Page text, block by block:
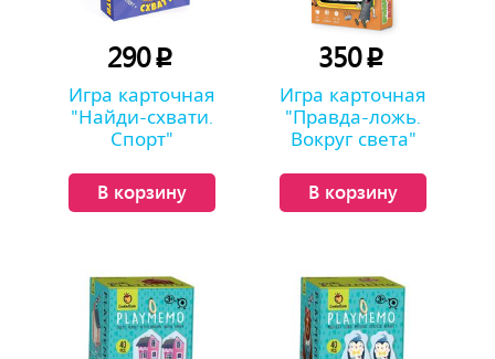
290p
Игра карточная
"Найди-схвати.
Спорт"
В корзину
350p
Игра карточная
"Правда-ложь.
Вокруг света"
В корзину